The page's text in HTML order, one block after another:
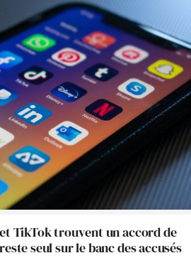
TikTok trouvent un accord de
seul sur le banc des accusés